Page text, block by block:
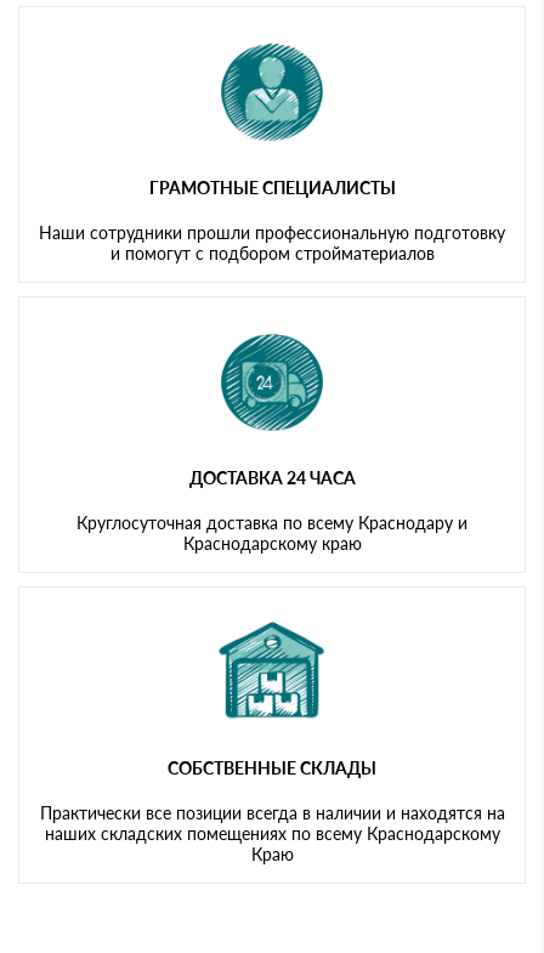
ГРАМОТНЫЕ СПЕЦИАЛИСТЫ
Наши сотрудники прошли профессиональную подготовку
и помогут с подбором стройматериалов
ДОСТАВКА 24 ЧАСА
Круглосуточная доставка по всему Краснодару и
Краснодарскому краю
СОБСТВЕННЫЕ СКЛАДЫ
Практически все позиции всегда в наличии и находятся на
наших складских помещениях по всему Краснодарскому
Краю